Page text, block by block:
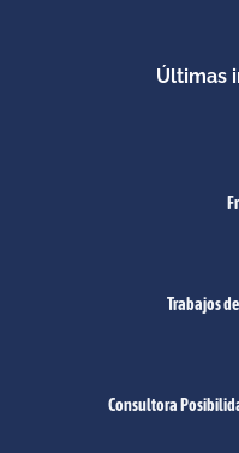
Últimas
Trabajos
Consultora